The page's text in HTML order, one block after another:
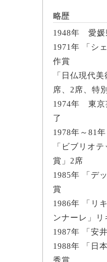
略歴
1948年 愛媛
1971年 「シ
作賞
「日仏現代
席、2席、特
1974年 東京
了
1978年～81
「ビブリオ
賞」2席
1985年 「デ
賞
1986年 「リ
ンナーレ」リ
1987年 「安
1988年 「日
秀賞